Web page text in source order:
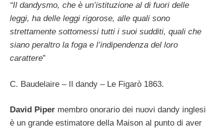
“Il dandysmo, che è un’istituzione al di fuori delle
leggi, ha delle leggi rigorose, alle quali sono
strettamente sottomessi tutti i suoi sudditi, quali che
siano peraltro la foga e l’indipendenza del loro
carattere”
C. Baudelaire – Il dandy – Le Figarò 1863.
David Piper membro onorario dei nuovi dandy inglesi
è un grande estimatore della Maison al punto di aver